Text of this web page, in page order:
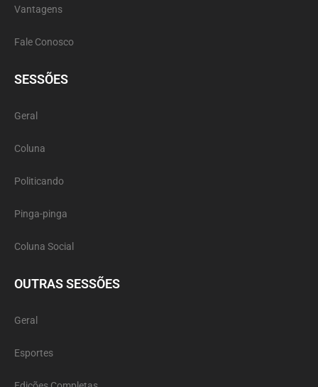
Vantagens
Fale Conosco
SESSÕES
Geral
Coluna
Politicando
Pinga-pinga
Coluna Social
OUTRAS SESSÕES
Geral
Esportes